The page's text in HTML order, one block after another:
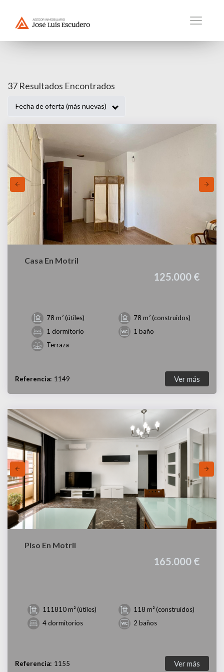
37 Venta En Granada Motril
37 Resultados Encontrados
Fecha de oferta (más nuevas)
Casa En Motril
125.000 €
78 m² (útiles)
78 m² (construidos)
1 dormitorio
1 baño
Terraza
Referencia: 1149 Ver más
Piso En Motril
165.000 €
111810 m² (útiles)
118 m² (construidos)
4 dormitorios
2 baños
Referencia: 1155 Ver más